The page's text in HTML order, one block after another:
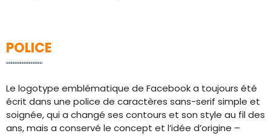
POLICE
Le logotype emblématique de Facebook a toujours été
écrit dans une police de caractères sans-serif simple et
soignée, qui a changé ses contours et son style au fil des
ans, mais a conservé le concept et l’idée d’origine –